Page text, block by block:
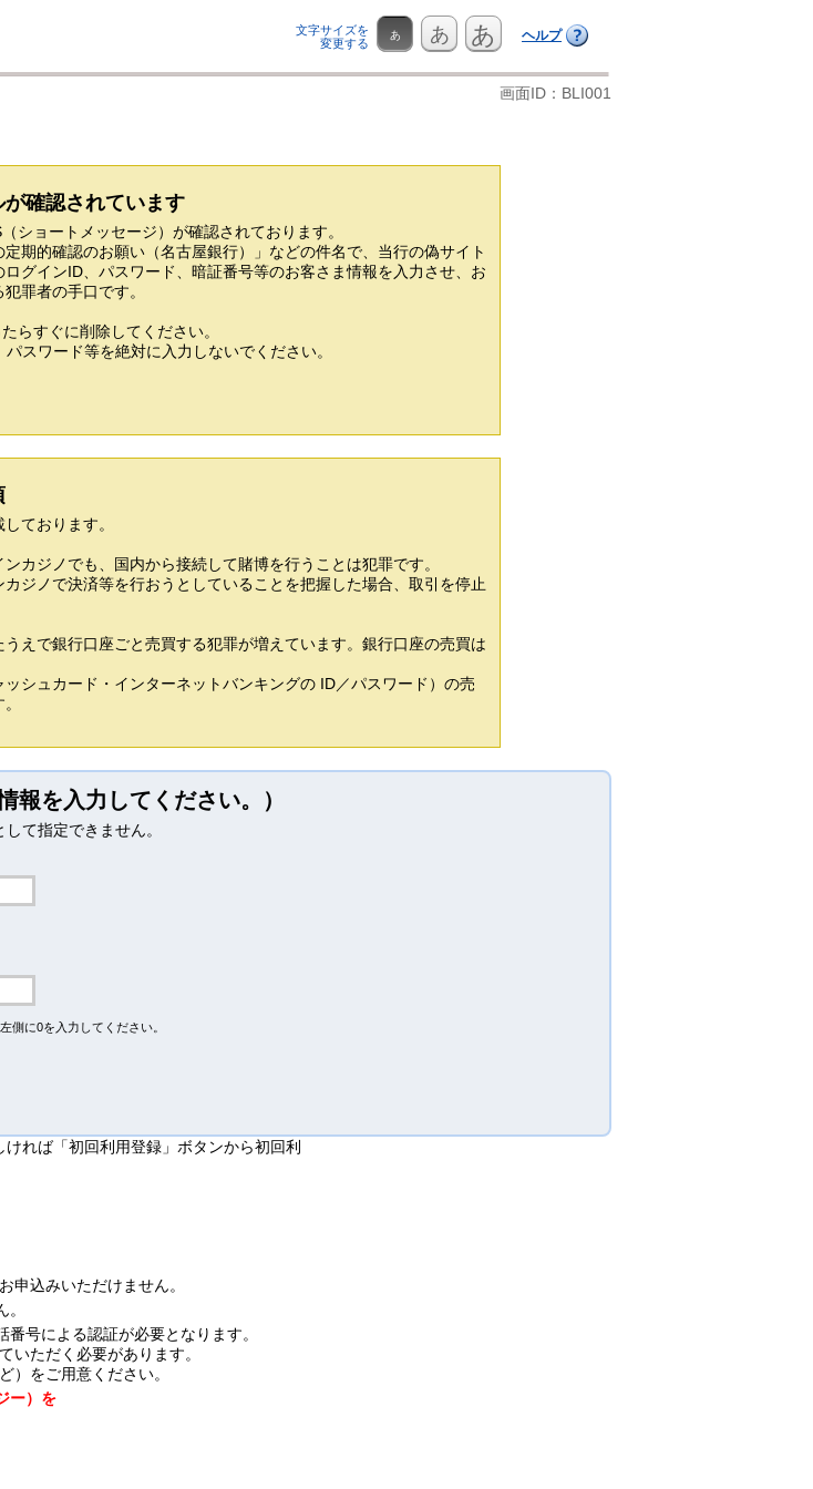
ヘルプ
文字サイズを
変更する
あ あ あ
画面ID：BLI001
確認されています
ショートメッセージ）が確認されております。
定期的確認のお願い（名古屋銀行）」などの件名で、当行の偽サイト
グインID、パスワード、暗証番号等のお客さま情報を入力させ、お
罪者の手口です。
らすぐに削除してください。
スワード等を絶対に入力しないでください。
ております。
カジノでも、国内から接続して賭博を行うことは犯罪です。
ジノで決済等を行おうとしていることを把握した場合、取引を停止
えで銀行口座ごと売買する犯罪が増えています。銀行口座の売買は
シュカード・インターネットバンキングの ID／パスワード）の売
報を入力してください。）
て指定できません。
側に0を入力してください。
れば「初回利用登録」ボタンから初回利
申込みいただけません。
号による認証が必要となります。
いただく必要があります。
）をご用意ください。
ー）を